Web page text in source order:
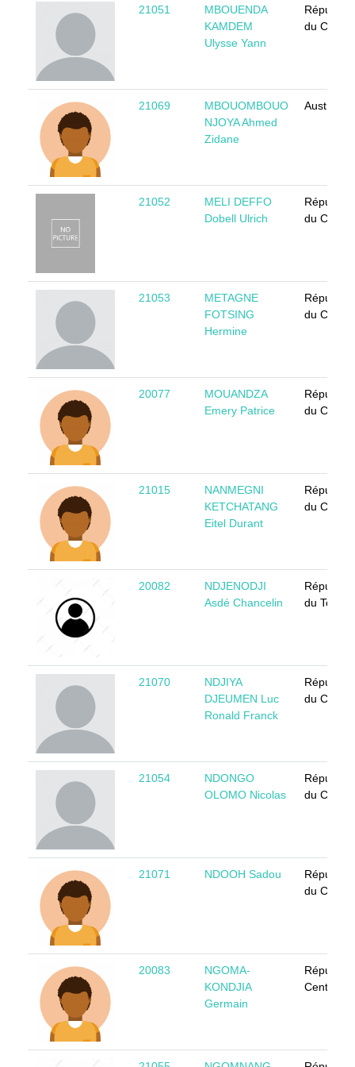
21051
MBOUENDA
KAMDEM
Ulysse Yann
du
21069
MBOUOMBOUO
NJOYA Ahmed
Zidane
Australia
21052
MELI DEFFO
Dobell Ulrich
du
21053
METAGNE
FOTSING
Hermine
du
20077
MOUANDZA
Emery Patrice
du Congo
21015
NANMEGNI
KETCHATANG
Eitel Durant
du
20082
NDJENODJI
Asdé Chancelin
du Tchad
21070
NDJIYA
DJEUMEN Luc
Ronald Franck
du
21054
NDONGO
OLOMO Nicolas
du
21071 NDOOH Sadou
du
20083
NGOMA-
KONDJIA
Germain